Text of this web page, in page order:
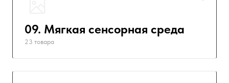
09. Мягкая сенсорная среда
23 товара